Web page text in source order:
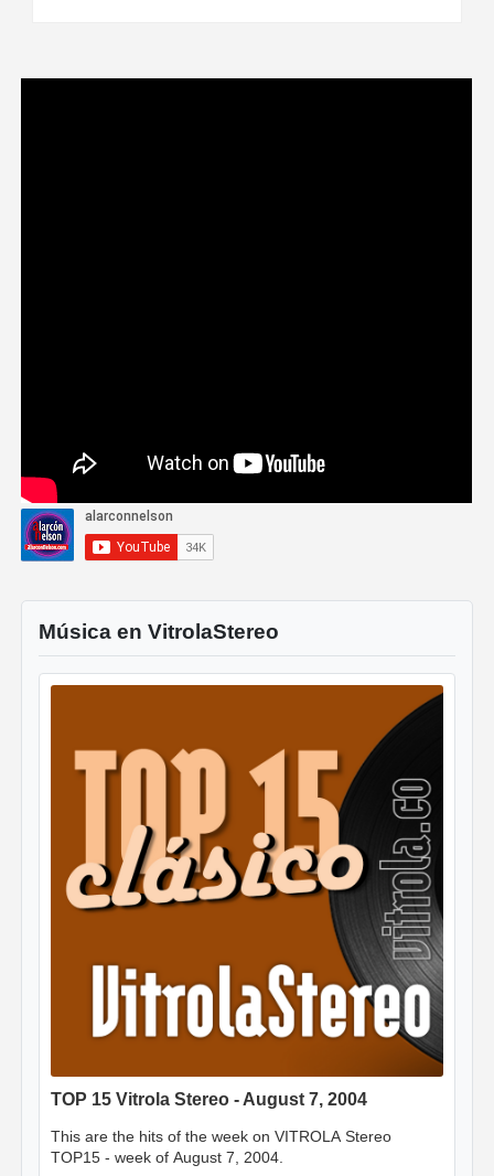
Música en VitrolaStereo
TOP 15 Vitrola Stereo - August 7, 2004
This are the hits of the week on VITROLA Stereo
TOP15 - week of August 7, 2004.